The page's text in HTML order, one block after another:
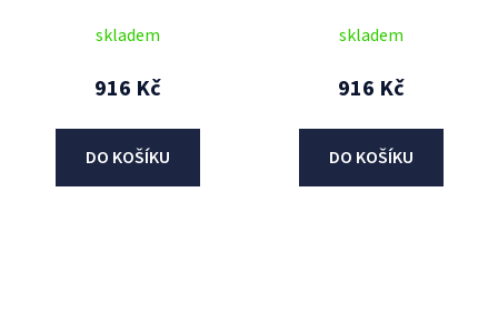
skladem
916 Kč
DO KOŠÍKU
skladem
916 Kč
DO KOŠÍKU